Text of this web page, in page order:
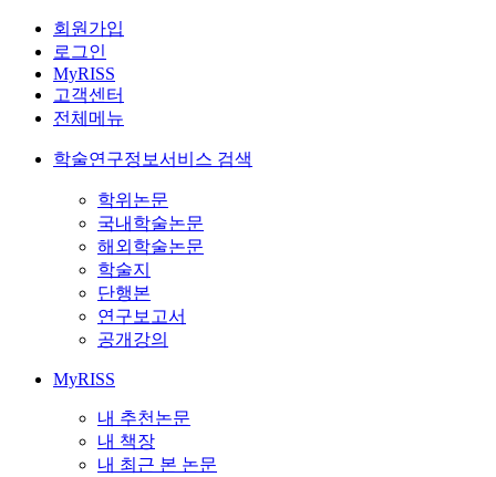
회원가입
로그인
MyRISS
고객센터
전체메뉴
학술연구정보서비스 검색
학위논문
국내학술논문
해외학술논문
학술지
단행본
연구보고서
공개강의
MyRISS
내 추천논문
내 책장
내 최근 본 논문